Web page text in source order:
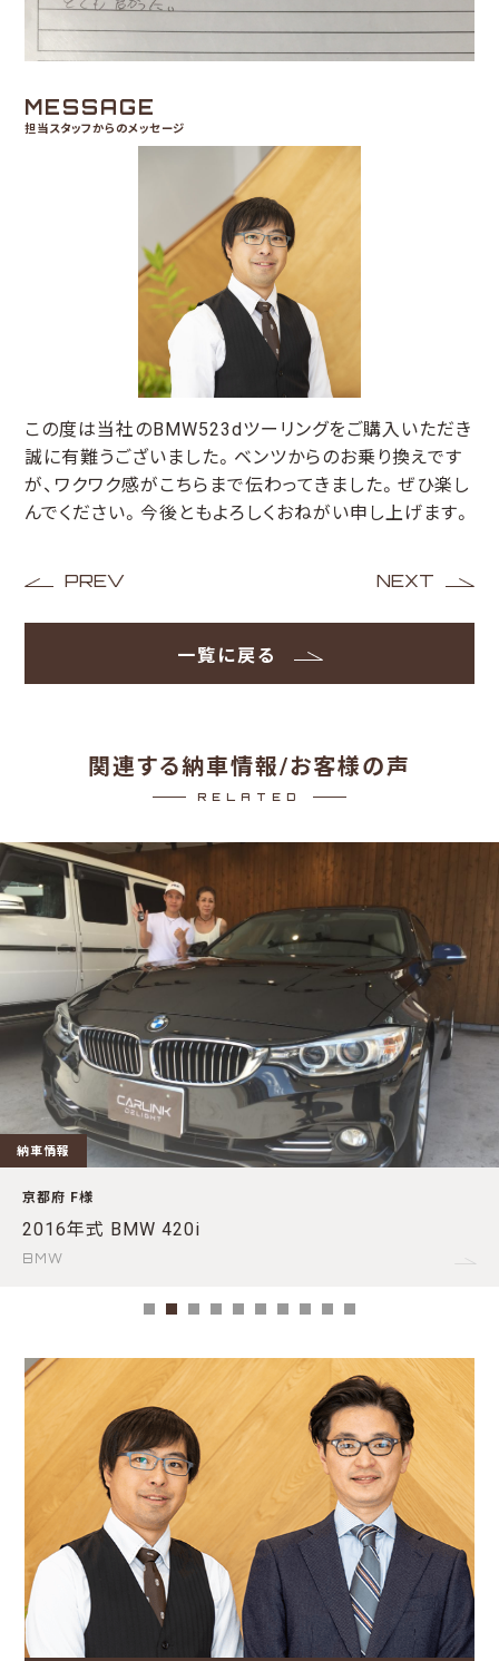
MESSAGE
担当スタッフからのメッセージ
この度は当社のBMW523dツーリングをご購入いただき
誠に有難うございました。ベンツからのお乗り換えです
が、ワクワク感がこちらまで伝わってきました。ぜひ楽し
んでください。今後ともよろしくおねがい申し上げます。
PREV NEXT
一覧に戻る
関連する納車情報/お客様の声
RELATED
納車情報